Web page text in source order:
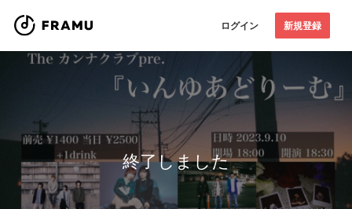
ログイン 新規登録
終了しました